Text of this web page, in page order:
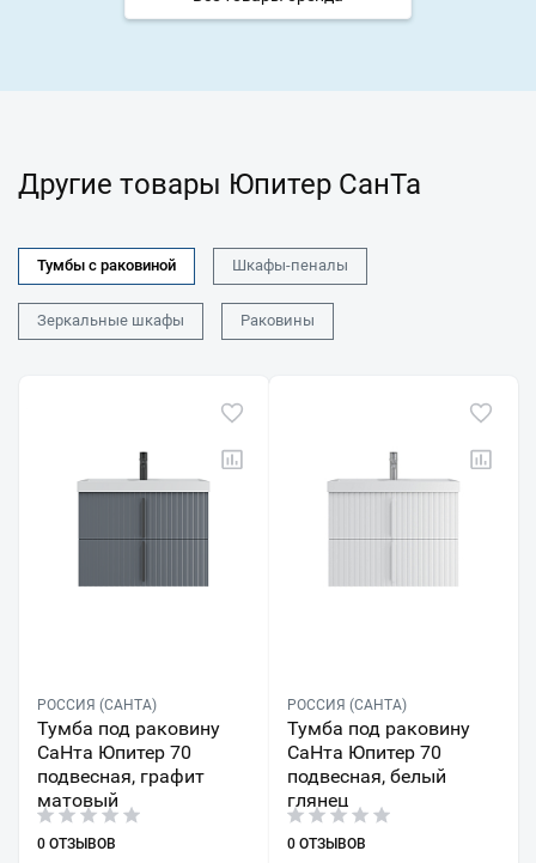
Другие товары Юпитер СанТа
Тумбы с раковиной Шкафы-пеналы
Зеркальные шкафы Раковины
РОССИЯ (САНТА)
Тумба под раковину
СаНта Юпитер 70
подвесная, графит
матовый
0 ОТЗЫВОВ
РОССИЯ (САНТА)
Тумба под раковину
СаНта Юпитер 70
подвесная, белый
глянец
0 ОТЗЫВОВ